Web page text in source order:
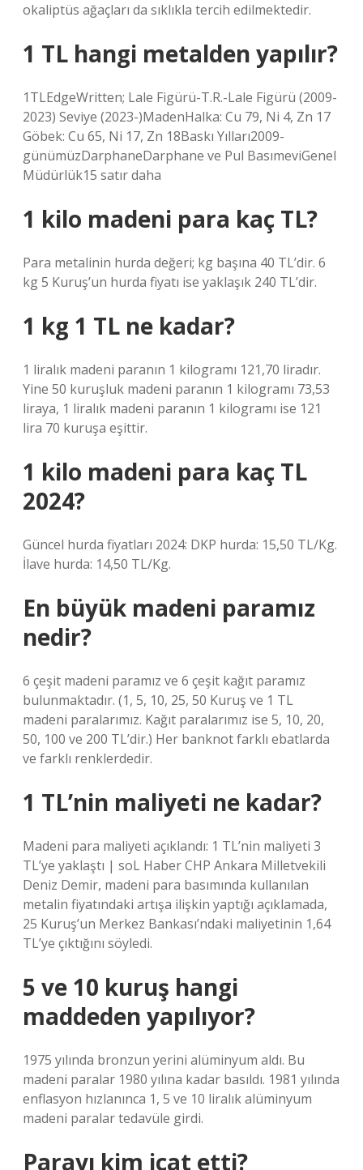
okaliptüs ağaçları da sıklıkla tercih edilmektedir.
1 TL hangi metalden yapılır?
1TLEdgeWritten; Lale Figürü-T.R.-Lale Figürü (2009-
2023) Seviye (2023-)MadenHalka: Cu 79, Ni 4, Zn 17
Göbek: Cu 65, Ni 17, Zn 18Baskı Yılları2009-
günümüzDarphaneDarphane ve Pul BasımeviGenel
Müdürlük15 satır daha
1 kilo madeni para kaç TL?
Para metalinin hurda değeri; kg başına 40 TL’dir. 6
kg 5 Kuruş’un hurda fiyatı ise yaklaşık 240 TL’dir.
1 kg 1 TL ne kadar?
1 liralık madeni paranın 1 kilogramı 121,70 liradır.
Yine 50 kuruşluk madeni paranın 1 kilogramı 73,53
liraya, 1 liralık madeni paranın 1 kilogramı ise 121
lira 70 kuruşa eşittir.
1 kilo madeni para kaç TL
2024?
Güncel hurda fiyatları 2024: DKP hurda: 15,50 TL/Kg.
İlave hurda: 14,50 TL/Kg.
En büyük madeni paramız
nedir?
6 çeşit madeni paramız ve 6 çeşit kağıt paramız
bulunmaktadır. (1, 5, 10, 25, 50 Kuruş ve 1 TL
madeni paralarımız. Kağıt paralarımız ise 5, 10, 20,
50, 100 ve 200 TL’dir.) Her banknot farklı ebatlarda
ve farklı renklerdedir.
1 TL’nin maliyeti ne kadar?
Madeni para maliyeti açıklandı: 1 TL’nin maliyeti 3
TL’ye yaklaştı | soL Haber CHP Ankara Milletvekili
Deniz Demir, madeni para basımında kullanılan
metalin fiyatındaki artışa ilişkin yaptığı açıklamada,
25 Kuruş’un Merkez Bankası’ndaki maliyetinin 1,64
TL’ye çıktığını söyledi.
5 ve 10 kuruş hangi
maddeden yapılıyor?
1975 yılında bronzun yerini alüminyum aldı. Bu
madeni paralar 1980 yılına kadar basıldı. 1981 yılında
enflasyon hızlanınca 1, 5 ve 10 liralık alüminyum
madeni paralar tedavüle girdi.
Parayı kim icat etti?